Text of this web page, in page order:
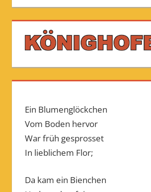
Ein Blumenglöckchen
Vom Boden hervor
War früh gesprosset
In lieblichem Flor;
Da kam ein Bienchen